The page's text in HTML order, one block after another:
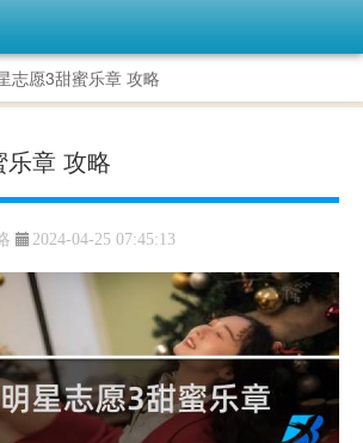
志愿3甜蜜乐章 攻略
乐章 攻略
2024-04-25 07:45:13